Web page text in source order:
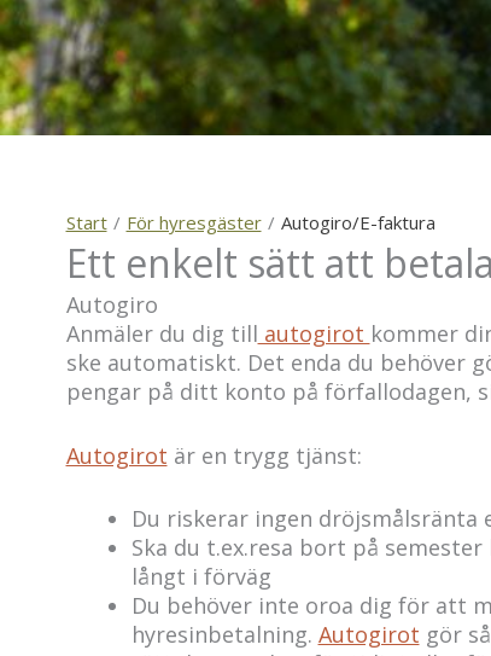
Start / För hyresgäster / Autogiro/E-faktura
Ett enkelt sätt att
Autogiro
Anmäler du dig till autogirot kommer
ske automatiskt. Det enda du behöver
pengar på ditt konto på förfallodagen,
Autogirot är en trygg tjänst:
Du riskerar ingen dröjsmålsränta
Ska du t.ex.resa bort på
långt i förväg
Du behöver inte oroa dig för att
hyresinbetalning. Autogirot gör